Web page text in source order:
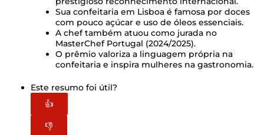
Sua confeitaria em Lisboa é famosa por doces
com pouco açúcar e uso de óleos essenciais.
A chef também atuou como jurada no
MasterChef Portugal (2024/2025).
O prêmio valoriza a linguagem própria na
confeitaria e inspira mulheres na gastronomia.
Este resumo foi útil?
👍
👎